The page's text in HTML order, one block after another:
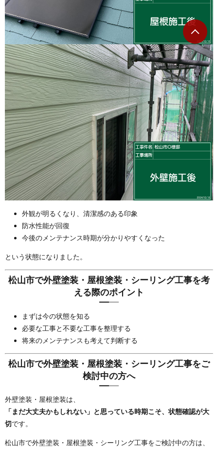
外観が明るくなり、清潔感のある印象
防水性能が回復
今後のメンテナンス時期が分かりやすくなった
という状態になりました。
松山市で外壁塗装・屋根塗装・シーリング工事を考
える際のポイント
まずは今の状態を知る
必要な工事と不要な工事を整理する
将来のメンテナンスも考えて判断する
松山市で外壁塗装・屋根塗装・シーリング工事をご
検討中の方へ
外壁塗装・屋根塗装は、
「まだ大丈夫かもしれない」と思っている時期こそ、状態確認が大
切です。
松山市で外壁塗装・屋根塗装・シーリング工事をご検討中の方は、